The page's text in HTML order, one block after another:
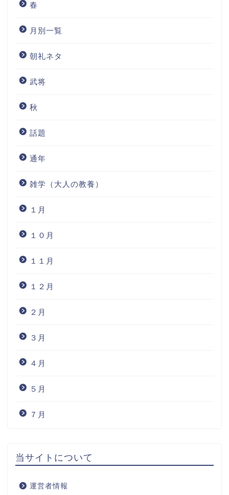
春
月別一覧
朝礼ネタ
武将
秋
話題
通年
雑学（大人の教養）
１月
１０月
１１月
１２月
２月
３月
４月
５月
７月
当サイトについて
運営者情報